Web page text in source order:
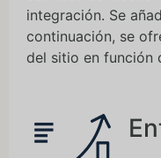
integración. Se
continuación, se
del sitio en función